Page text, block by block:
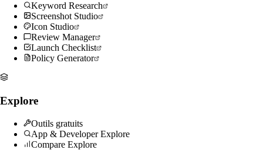
Keyword Research
Screenshot Studio
Icon Studio
Review Manager
Launch Checklist
Policy Generator
Explore
Outils gratuits
App & Developer Explore
Compare Explore